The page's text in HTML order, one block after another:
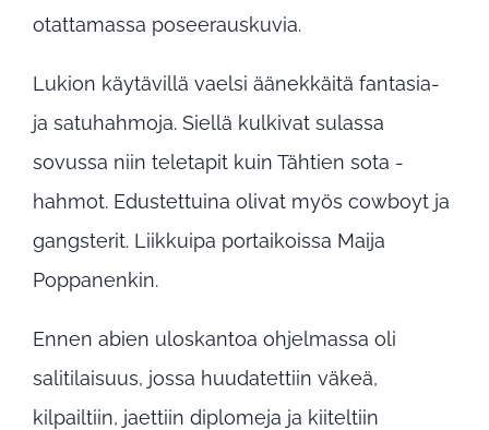
otattamassa poseerauskuvia.
Lukion käytävillä vaelsi äänekkäitä fantasia-
ja satuhahmoja. Siellä kulkivat sulassa
sovussa niin teletapit kuin Tähtien sota -
hahmot. Edustettuina olivat myös cowboyt ja
gangsterit. Liikkuipa portaikoissa Maija
Poppanenkin.
Ennen abien uloskantoa ohjelmassa oli
salitilaisuus, jossa huudatettiin väkeä,
kilpailtiin, jaettiin diplomeja ja kiiteltiin